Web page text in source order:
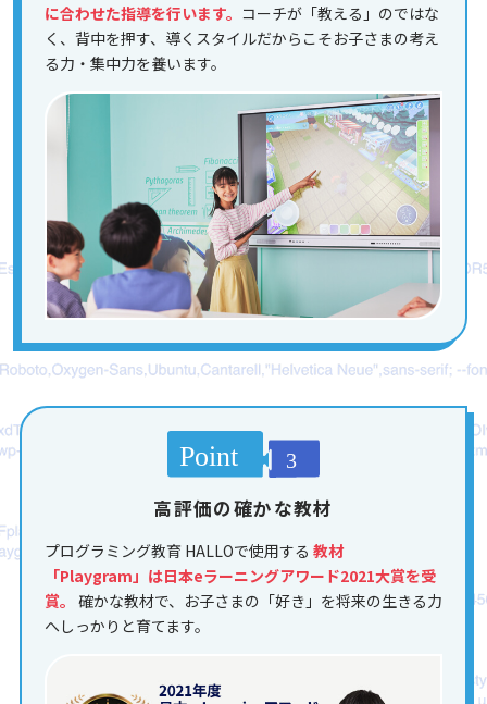
に合わせた指導を行います。 コーチが「教える」のではな
く、背中を押す、導くスタイルだからこそお子さまの考え
る力・集中力を養います。
高評価の確かな教材
プログラミング教育 HALLOで使用する 教材
「Playgram」は日本eラーニングアワード2021大賞を受
賞。 確かな教材で、お子さまの「好き」を将来の生きる力
へしっかりと育てます。